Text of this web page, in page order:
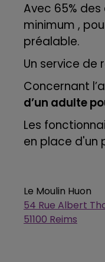
Avec 65%
minimum ,
préalable.
Un service
Concernant
d’un adulte
Les
en place d'un
Le Moulin Huon
54 Rue Albert
51100 Reims
FM